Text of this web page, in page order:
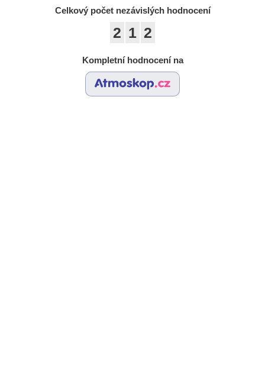
Celkový počet nezávislých hodnocení
2 1 2
Kompletní hodnocení na